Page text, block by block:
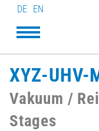
DE EN
XYZ-UHV-
Vakuum /
Stages